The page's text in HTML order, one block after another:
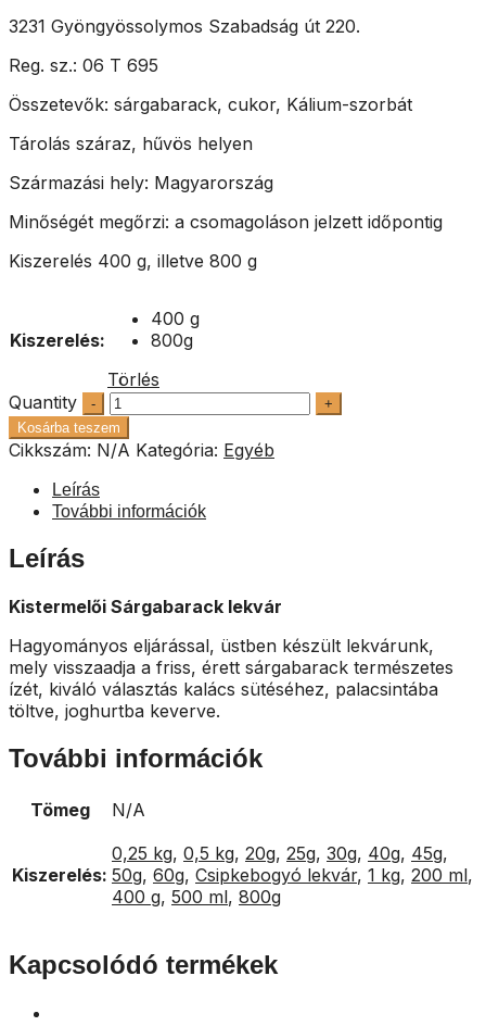
3231 Gyöngyössolymos Szabadság út 220.
Reg. sz.: 06 T 695
Összetevők: sárgabarack, cukor, Kálium-szorbát
Tárolás száraz, hűvös helyen
Származási hely: Magyarország
Minőségét megőrzi: a csomagoláson jelzett időpontig
Kiszerelés 400 g, illetve 800 g
Kiszerelés:
400 g
800g
Törlés
Quantity
Kosárba teszem
Cikkszám: N/A Kategória: Egyéb
Leírás
További információk
Leírás
Kistermelői Sárgabarack lekvár
Hagyományos eljárással, üstben készült lekvárunk,
mely visszaadja a friss, érett sárgabarack természetes
ízét, kiváló választás kalács sütéséhez, palacsintába
töltve, joghurtba keverve.
További információk
Tömeg N/A
Kiszerelés:
0,25 kg, 0,5 kg, 20g, 25g, 30g, 40g, 45g,
50g, 60g, Csipkebogyó lekvár, 1 kg, 200 ml,
400 g, 500 ml, 800g
Kapcsolódó termékek